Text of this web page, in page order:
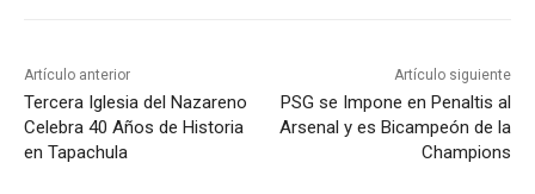
Artículo anterior
Tercera Iglesia del Nazareno
Celebra 40 Años de Historia
en Tapachula
Artículo siguiente
PSG se Impone en Penaltis al
Arsenal y es Bicampeón de la
Champions